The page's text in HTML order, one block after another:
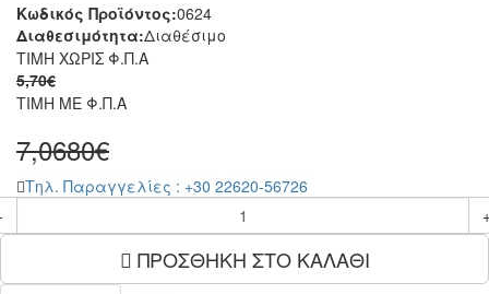
Κωδικός Προϊόντος:0624
Διαθεσιμότητα:Διαθέσιμο
ΤΙΜΗ ΧΩΡΙΣ Φ.Π.Α
5,70€
ΤΙΜΗ ME Φ.Π.Α
7,0680€
Tηλ. Παραγγελίες : +30 22620-56726
ΠΡΟΣΘΗΚΗ ΣΤΟ ΚΑΛΑΘΙ